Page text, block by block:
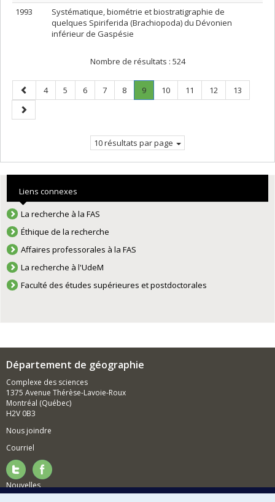
1993
Systématique, biométrie et biostratigraphie de
quelques Spiriferida (Brachiopoda) du Dévonien
inférieur de Gaspésie
Nombre de résultats : 524
Page
précédente
Page
4 Page
5 Page
6 Page
7 Page
8 Page
9.
Page
Page
10 Page
11 Page
12 Page
13
Page
suivante
10 résultats par page
Liens connexes
La recherche à la FAS
Éthique de la recherche
Affaires professorales à la FAS
La recherche à l'UdeM
Faculté des études supérieures et postdoctorales
Département de géographie
Complexe des sciences
1375 Avenue Thérèse-Lavoie-Roux
Montréal (Québec)
H2V 0B3
Nous joindre
Courriel
Nouvelles